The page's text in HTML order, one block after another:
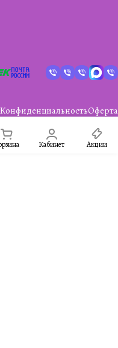
КонфиденциальностьОферта
Кабинет Акции